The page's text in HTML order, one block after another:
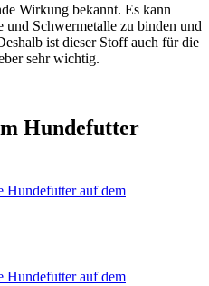
Wirkung bekannt. Es kann
Schwermetalle zu binden und
ist dieser Stoff auch für die
sehr wichtig.
Hundefutter